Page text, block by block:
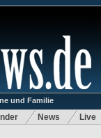
und Familie
News Live